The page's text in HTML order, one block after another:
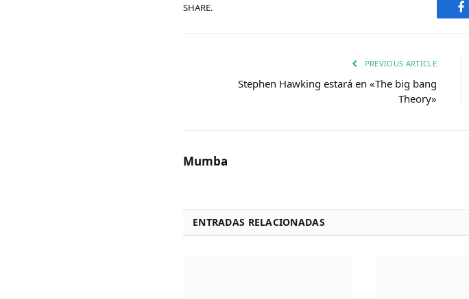
SHARE.
PREVIOUS ARTICLE
Stephen Hawking estará en «The big bang
Theory»
Mumba
ENTRADAS RELACIONADAS